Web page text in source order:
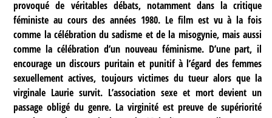
provoqué de véritables débats, notamment dans la critique
féministe au cours des années 1980. Le film est vu à la fois
comme la célébration du sadisme et de la misogynie, mais aussi
comme la célébration d’un nouveau féminisme. D’une part, il
encourage un discours puritain et punitif à l’égard des femmes
sexuellement actives, toujours victimes du tueur alors que la
virginale Laurie survit. L’association sexe et mort devient un
passage obligé du genre. La virginité est preuve de supériorité